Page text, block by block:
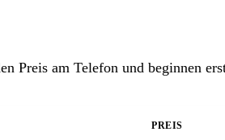
Preis am Telefon und beginnen
PREIS